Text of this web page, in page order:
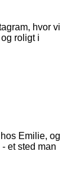
hvor vi
roligt i
Emilie, og
et sted man